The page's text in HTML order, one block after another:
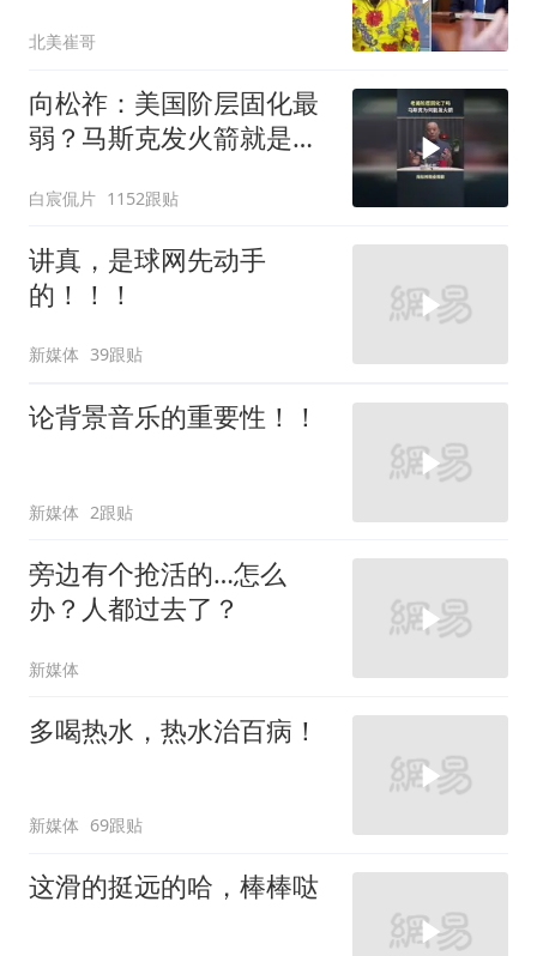
北美崔哥
向松祚：美国阶层固化最
弱？马斯克发火箭就是答
白宸侃片 1152跟贴
讲真，是球网先动手
的！！！
新媒体 39跟贴
论背景音乐的重要性！！
新媒体 2跟贴
旁边有个抢活的…怎么
办？人都过去了？
新媒体
多喝热水，热水治百病！
新媒体 69跟贴
这滑的挺远的哈，棒棒哒